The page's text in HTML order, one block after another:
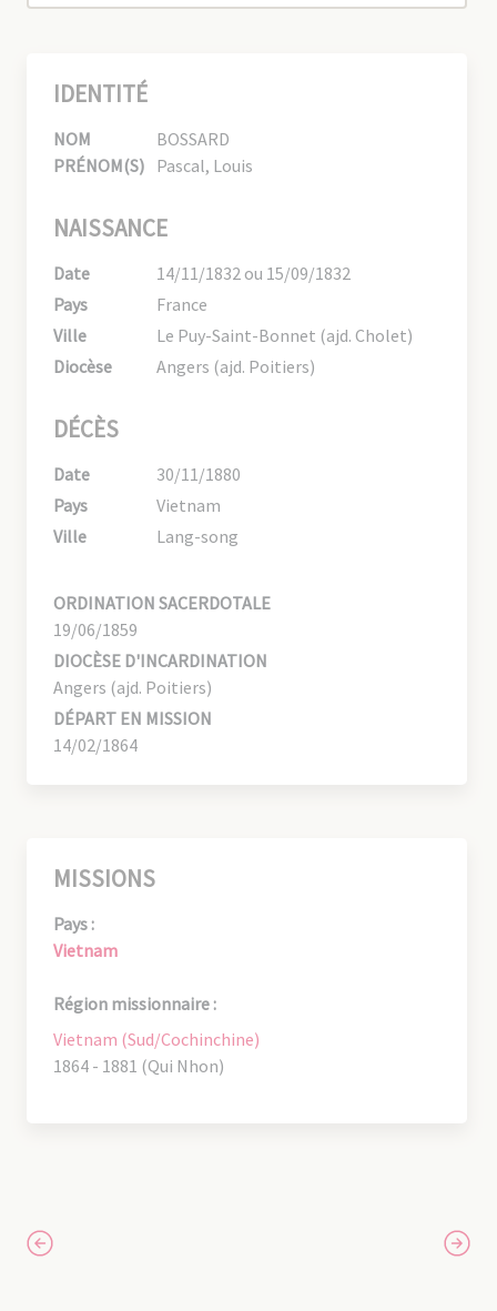
IDENTITÉ
NOM
BOSSARD
PRÉNOM(S) Pascal, Louis
NAISSANCE
Date
14/11/1832 ou 15/09/1832
Pays
France
Ville
Le Puy-Saint-Bonnet (ajd. Cholet)
Diocèse
Angers (ajd. Poitiers)
DÉCÈS
Date
30/11/1880
Pays
Vietnam
Ville
Lang-song
ORDINATION SACERDOTALE
19/06/1859
DIOCÈSE D'INCARDINATION
Angers (ajd. Poitiers)
DÉPART EN MISSION
14/02/1864
MISSIONS
Pays :
Vietnam
Région missionnaire :
Vietnam (Sud/Cochinchine)
1864 - 1881 (Qui Nhon)